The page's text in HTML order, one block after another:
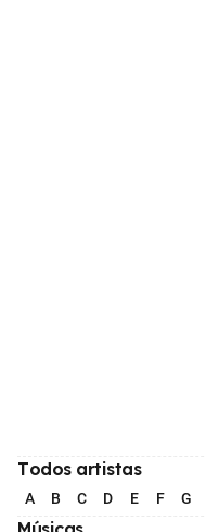
Todos artistas
A B C D E F G